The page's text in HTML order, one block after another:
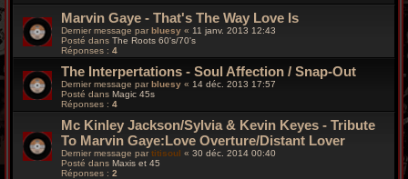
Marvin Gaye - That's The Way Love Is
Dernier message par bluesy « 11 janv. 2013 12:43
Posté dans The Roots 60's/70's
Réponses : 4
The Interpertations - Soul Affection / Snap-Out
Dernier message parbluesy « 14 déc. 2013 17:57
Posté dans Magic 45s
Réponses : 4
Mc Kinley Jackson/Sylvia & Kevin Keyes - Tribute
To Marvin Gaye:Love Overture/Distant Lover
Dernier message par titisoul « 30 déc. 2014 00:40
Posté dans Maxis et 45
Réponses : 2